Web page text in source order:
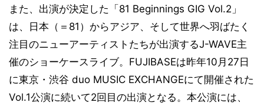
また、出演が決定した「81 Beginnings GIG Vol.2」
は、日本（＝81）からアジア、そして世界へ羽ばたく
注目のニューアーティストたちが出演するJ-WAVE主
催のショーケースライブ。FUJIBASEは昨年10月27日
に東京・渋谷 duo MUSIC EXCHANGEにて開催された
Vol.1公演に続いて2回目の出演となる。本公演には、